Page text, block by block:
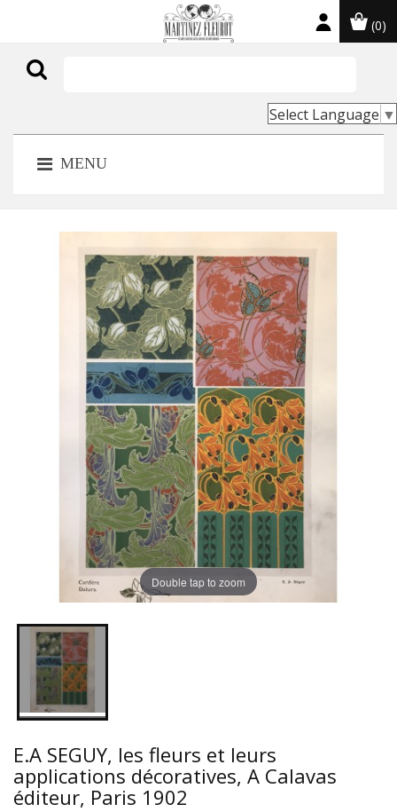
(0)
Select Language ▼
MENU
Double tap to zoom
E.A SEGUY, les fleurs et leurs
applications décoratives, A Calavas
éditeur, Paris 1902